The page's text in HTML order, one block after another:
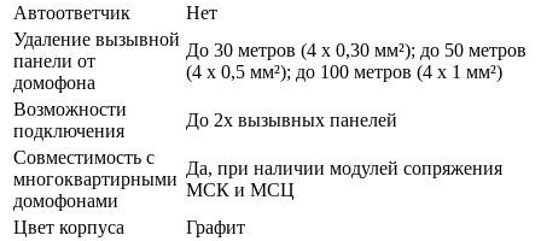
Автоответчик
Нет
Удаление вызывной
панели от
домофона
До 30 метров (4 х 0,30 мм²); до 50 метров
(4 х 0,5 мм²); до 100 метров (4 х 1 мм²)
Возможности
подключения
До 2х вызывных панелей
Совместимость с
многоквартирными
домофонами
Да, при наличии модулей сопряжения
МСК и МСЦ
Цвет корпуса
Графит